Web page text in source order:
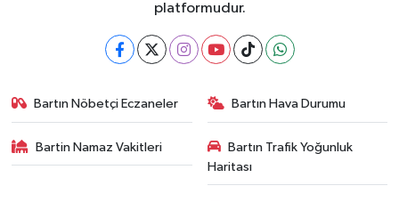
platformudur.
Bartın Nöbetçi Eczaneler Bartın Hava Durumu
Bartin Namaz Vakitleri
Bartın Trafik Yoğunluk
Haritası